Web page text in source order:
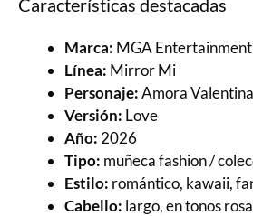
Marca: MGA Entertainment
Línea: Mirror Mi
Personaje:Amora Valentina
Versión: Love
Año: 2026
Tipo: muñeca fashion /
Estilo: romántico, kawaii,
Cabello: largo, en tonos